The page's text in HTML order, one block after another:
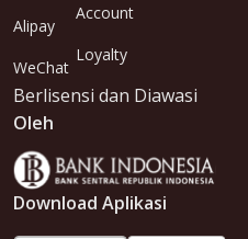
Alipay
WeChat
Account
Loyalty
Berlisensi dan Diawasi
Oleh
Download Aplikasi